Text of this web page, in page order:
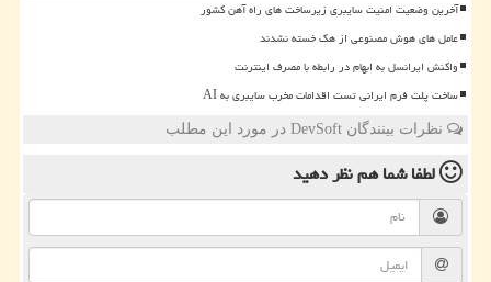
آخرین وضعیت امنیت سایبری زیرساخت های راه آهن کشور
عامل های هوش مصنوعی از هک خسته نشدند
واکنش ایرانسل به ابهام در رابطه با مصرف اینترنت
ساخت پلت فرم ایرانی تست اقدامات مخرب سایبری به AI
نظرات بینندگان DevSoft در مورد این مطلب
لطفا شما همنظر دهید